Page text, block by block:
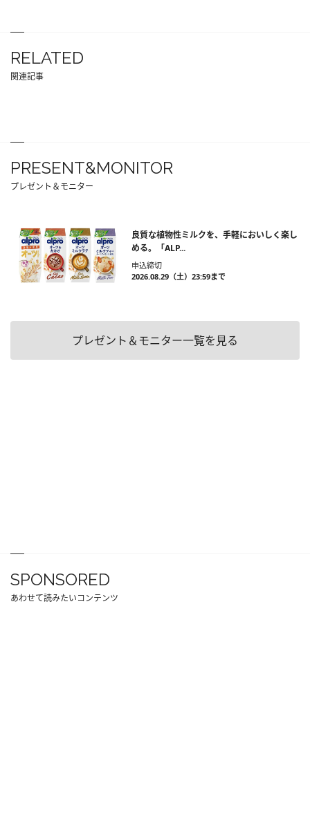
RELATED
関連記事
PRESENT&MONITOR
プレゼント＆モニター
良質な植物性ミルクを、手軽においしく楽し
める。「ALP...
申込締切
2026.08.29（土）23:59まで
プレゼント＆モニター一覧を見る
SPONSORED
あわせて読みたいコンテンツ